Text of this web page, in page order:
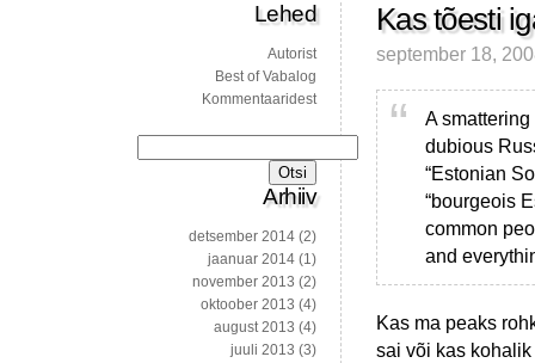
Kas tõesti
september 18,
A
dubious
“Estonian
“bourgeois
common
and
Kas ma peaks
sai või kas
Lehed
Autorist
Best of Vabalog
Kommentaaridest
Arhiiv
detsember 2014 (2)
jaanuar 2014 (1)
november 2013 (2)
oktoober 2013 (4)
august 2013 (4)
juuli 2013 (3)